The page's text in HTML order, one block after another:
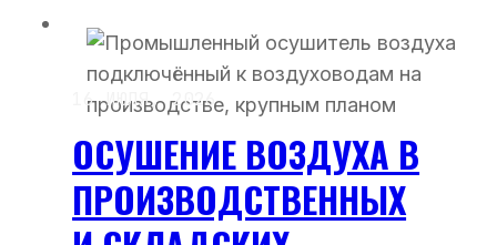
16 ИЮЛЯ, 2026
ОСУШЕНИЕ ВОЗДУХА В
ПРОИЗВОДСТВЕННЫХ